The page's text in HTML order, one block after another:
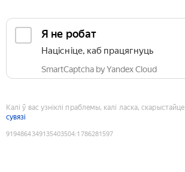
Я не робат
Націсніце, каб працягнуць
SmartCaptcha by Yandex Cloud
Калі ў вас узніклі праблемы, калі ласка, скарыстайце
сувязі
9194864349135403504:1786281597